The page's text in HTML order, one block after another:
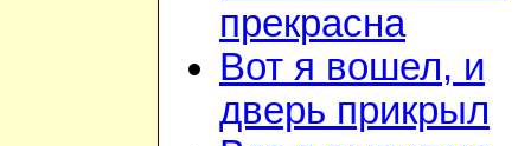
прекрасна
Вот я вошел, и
дверь прикрыл